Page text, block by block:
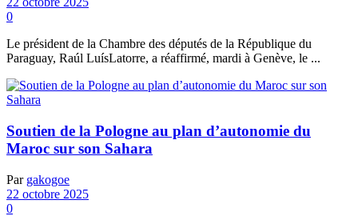
0
Le président de la Chambre des députés de la République du
Paraguay, Raúl LuísLatorre, a réaffirmé, mardi à Genève, le ...
Soutien de la Pologne au plan d’autonomie du
Maroc sur son Sahara
Par gakogoe
22 octobre 2025
0